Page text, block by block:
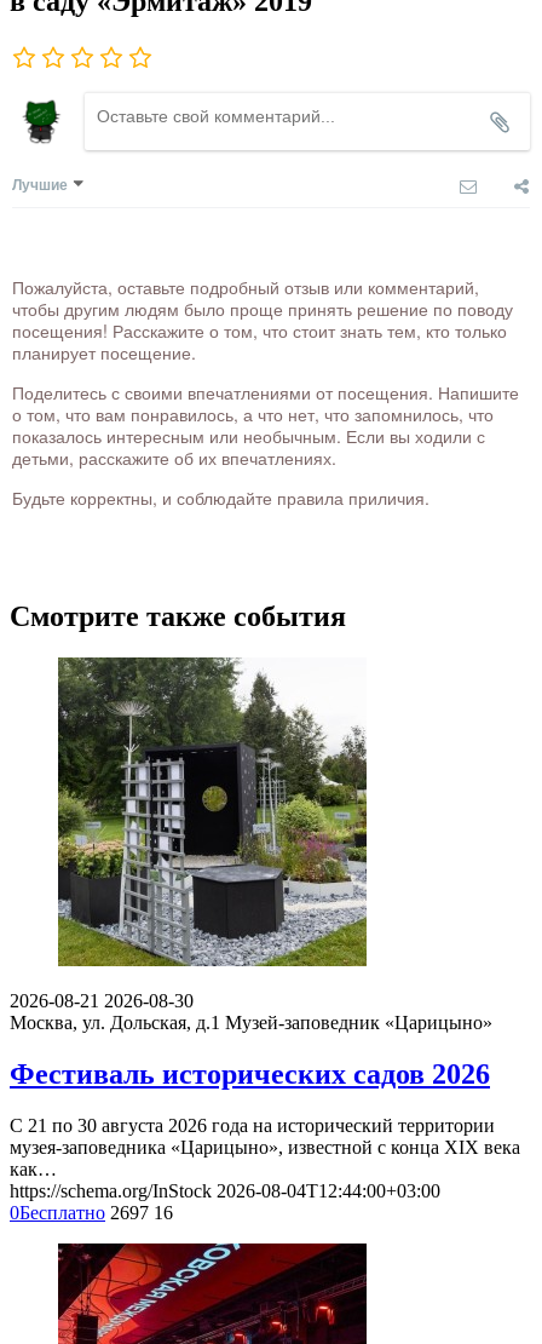
Лучшие
Пожалуйста, оставьте подробный отзыв или комментарий,
чтобы другим людям было проще принять решение по поводу
посещения! Расскажите о том, что стоит знать тем, кто только
планирует посещение.
Поделитесь с своими впечатлениями от посещения. Напишите
о том, что вам понравилось, а что нет, что запомнилось, что
показалось интересным или необычным. Если вы ходили с
детьми, расскажите об их впечатлениях.
Будьте корректны, и соблюдайте правила приличия.
Смотрите также события
2026-08-21 2026-08-30
Москва, ул. Дольская, д.1 Музей-заповедник «Царицыно»
Фестиваль исторических садов 2026
С 21 по 30 августа 2026 года на исторический территории
музея-заповедника «Царицыно», известной с конца XIX века
как…
https://schema.org/InStock 2026-08-04T12:44:00+03:00
0Бесплатно 2697 16